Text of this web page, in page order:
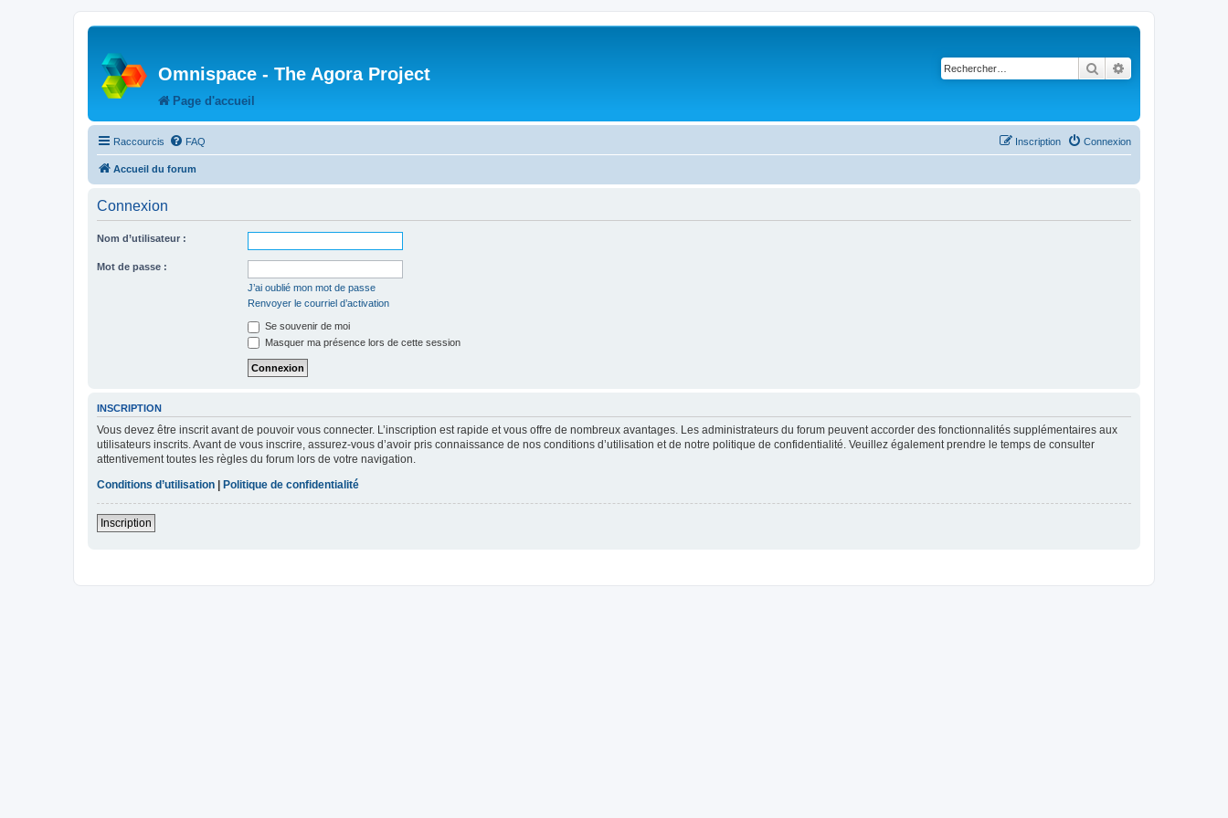
Omnispace - The Agora Project
Page d'accueil
Rechercher
Raccourcis FAQ Connexion
Inscription
Accueil du forum
Connexion
Nom d’utilisateur :
Mot de passe :
J’ai oublié mon mot de passe
Renvoyer le courriel d’activation
Se souvenir de moi
Masquer ma présence lors de cette session
INSCRIPTION
Vous devez être inscrit avant de pouvoir vous connecter. L’inscription est rapide et vous offre de nombreux avantages. Les administrateurs du forum peuvent accorder des fonctionnalités supplémentaires aux
utilisateurs inscrits. Avant de vous inscrire, assurez-vous d’avoir pris connaissance de nos conditions d’utilisation et de notre politique de confidentialité. Veuillez également prendre le temps de consulter
attentivement toutes les règles du forum lors de votre navigation.
Conditions d’utilisation | Politique de confidentialité
Inscription